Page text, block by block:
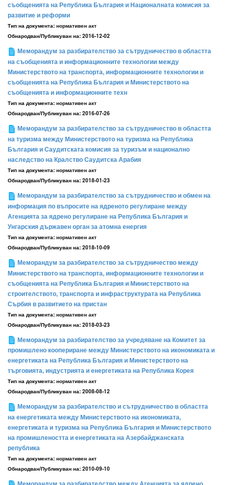
съобщенията на Република България и Националната комисия за
развитие и реформи
Тип на документа: нормативен акт
Обнародван/Публикуван на: 2016-12-02
Меморандум за разбирателство за сътрудничество в областта
на съобщенията и информационните технологии между
Министерството на транспорта, информационните технологии и
съобщенията на Република България и Министерството на
съобщенията и информационните техн
Тип на документа: нормативен акт
Обнародван/Публикуван на: 2016-07-26
Меморандум за разбирателство за сътрудничество в областта
на туризма между Министерството на туризма на Република
България и Саудитската комисия за туризъм и национално
наследство на Кралство Саудитска Арабия
Тип на документа: нормативен акт
Обнародван/Публикуван на: 2018-01-23
Меморандум за разбирателство за сътрудничество и обмен на
информация по въпросите на ядреното регулиране между
Агенцията за ядрено регулиране на Република България и
Унгарския държавен орган за атомна енергия
Тип на документа: нормативен акт
Обнародван/Публикуван на: 2018-10-09
Меморандум за разбирателство за сътрудничество между
Министерството на транспорта, информационните технологии и
съобщенията на Република България и Министерството на
строителството, транспорта и инфраструктурата на Република
Сърбия в развитието на пристан
Тип на документа: нормативен акт
Обнародван/Публикуван на: 2018-03-23
Меморандум за разбирателство за учредяване на Комитет за
промишлено коопериране между Министерството на икономиката и
енергетиката на Република България и Министерството на
търговията, индустрията и енергетиката на Република Корея
Тип на документа: нормативен акт
Обнародван/Публикуван на: 2008-08-12
Меморандум за разбирателство и сътрудничество в областта
на енергетиката между Министерството на икономиката,
енергетиката и туризма на Република България и Министерството
на промишлеността и енергетиката на Азербайджанската
република
Тип на документа: нормативен акт
Обнародван/Публикуван на: 2010-09-10